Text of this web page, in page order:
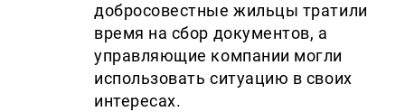
добросовестные жильцы тратили
время на сбор документов, а
управляющие компании могли
использовать ситуацию в своих
интересах.